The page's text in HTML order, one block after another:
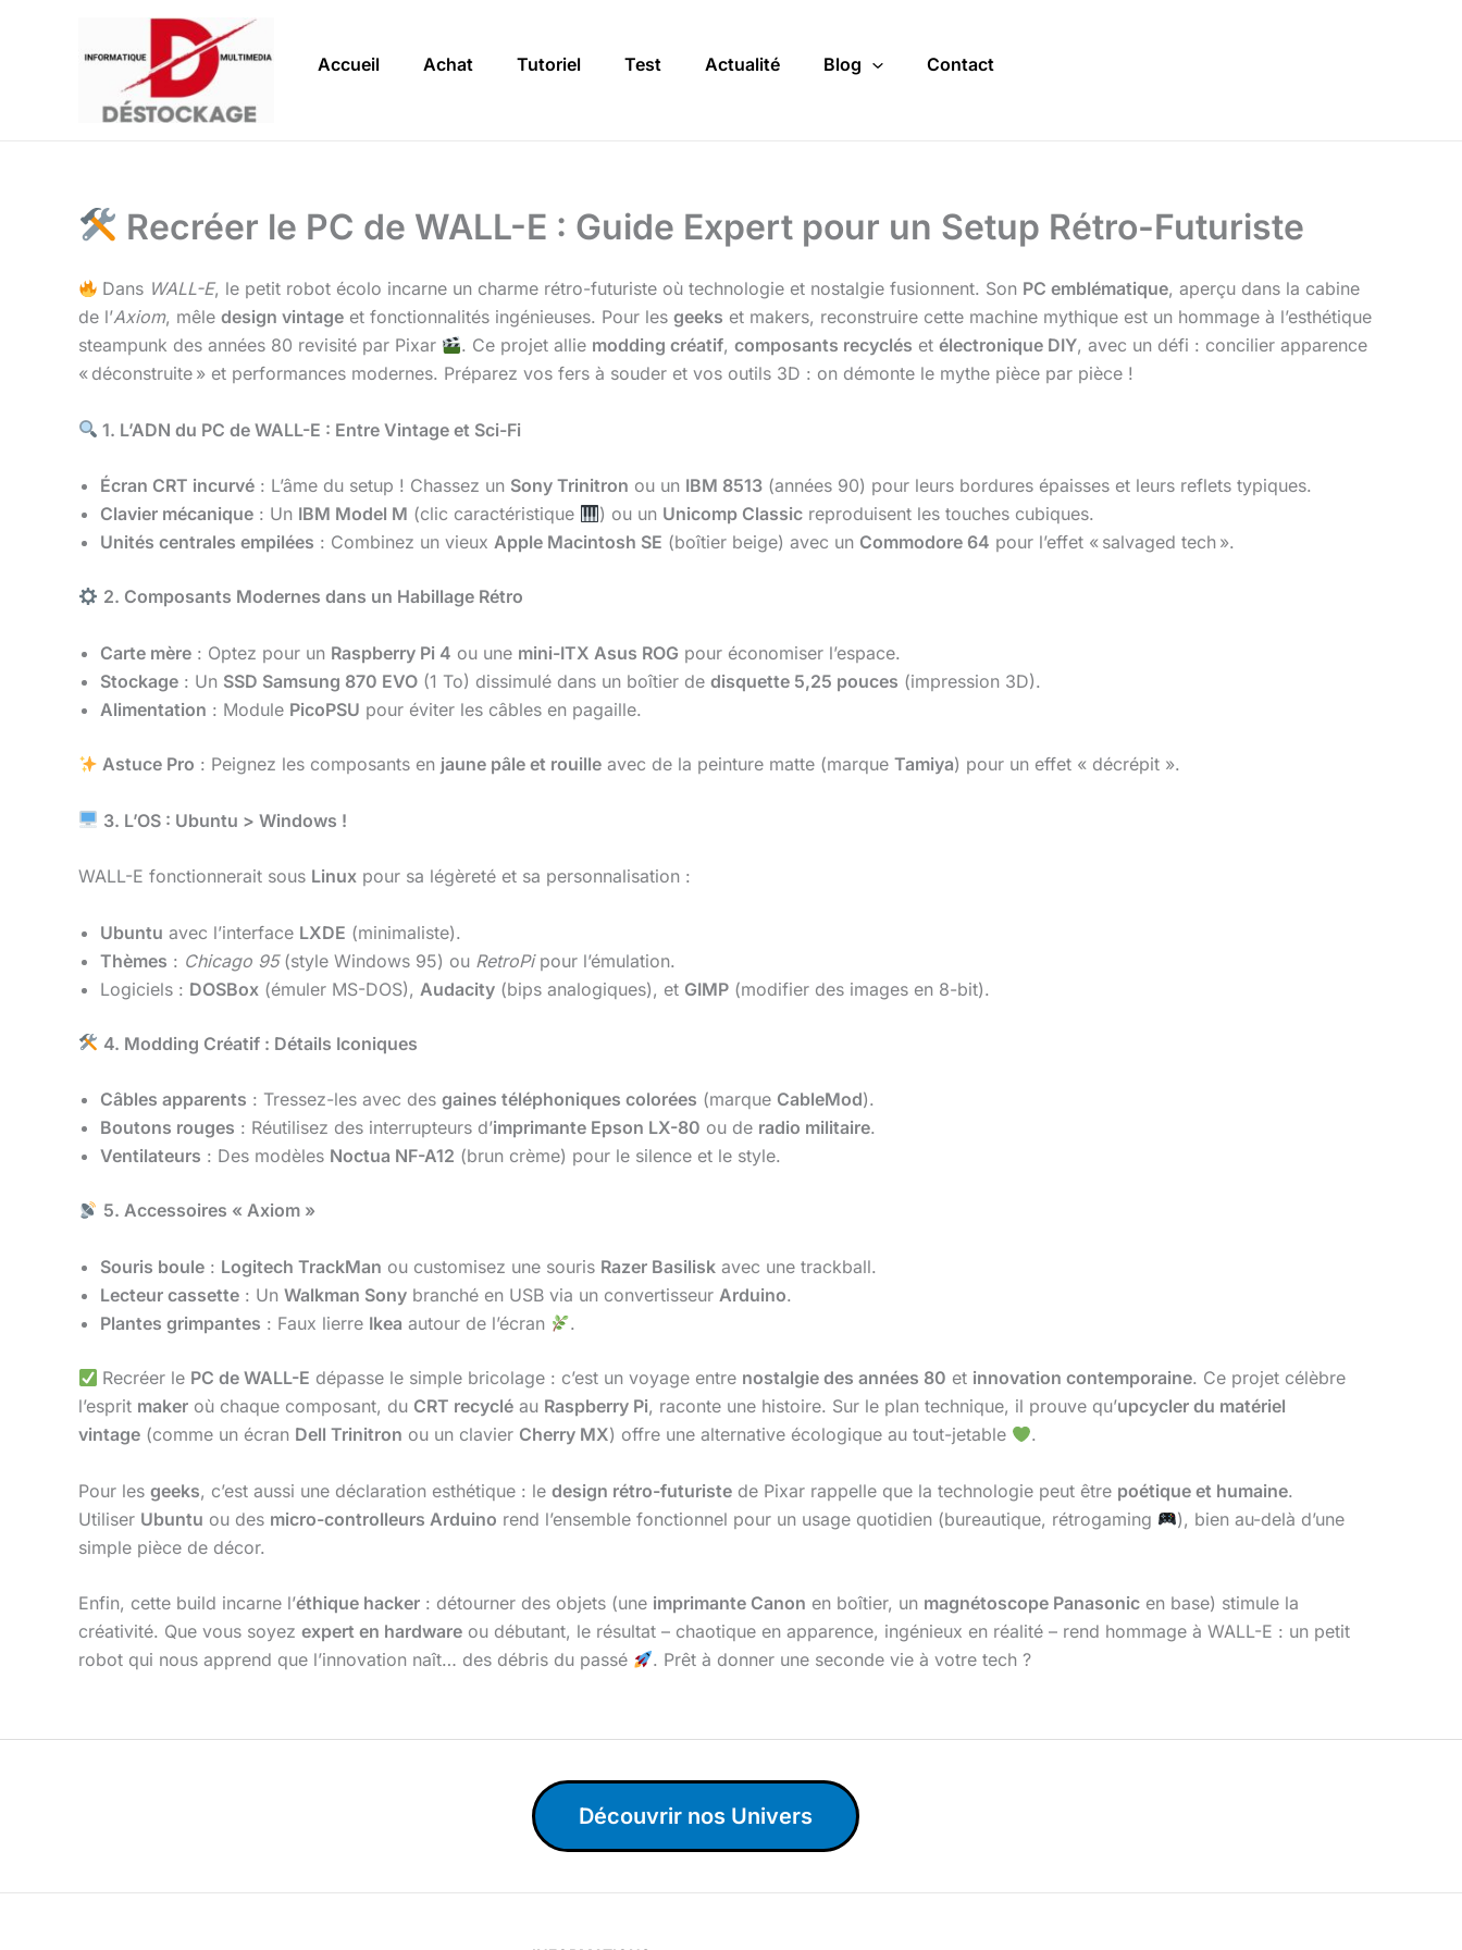
Accueil Achat Tutoriel Test Actualité Blog Contact
Recréer le PC de WALL-E : Guide Expert pour un Setup Rétro-Futuriste
Dans WALL-E, le petit robot écolo incarne un charme rétro-futuriste où technologie et nostalgie fusionnent. Son PC emblématique, aperçu dans la cabine
de l’Axiom, mêle design vintage et fonctionnalités ingénieuses. Pour les geeks et makers, reconstruire cette machine mythique est un hommage à l’esthétique
steampunk des années 80 revisité par Pixar
. Ce projet allie modding créatif,composants recyclés etélectronique DIY, avec un défi : concilier apparence
« déconstruite » et performances modernes. Préparez vos fers à souder et vos outils 3D : on démonte le mythe pièce par pièce !
1. L’ADN du PC de WALL-E : Entre Vintage et Sci-Fi
Écran CRT incurvé : L’âme du setup ! Chassez un Sony Trinitron ou un IBM 8513 (années 90) pour leurs bordures épaisses et leurs reflets typiques.
Clavier mécanique : Un IBM Model M (clic caractéristique ) ou un Unicomp Classic reproduisent les touches cubiques.
Unités centrales empilées : Combinez un vieux Apple Macintosh SE (boîtier beige) avec un Commodore 64 pour l’effet « salvaged tech ».
2. Composants Modernes dans un Habillage Rétro
Carte mère : Optez pour un Raspberry Pi 4 ou une mini-ITX Asus ROG pour économiser l’espace.
Stockage : Un SSD Samsung 870 EVO (1 To) dissimulé dans un boîtier de disquette 5,25 pouces (impression 3D).
Alimentation : Module PicoPSU pour éviter les câbles en pagaille.
Astuce Pro : Peignez les composants en jaune pâle et rouille avec de la peinture matte (marqueTamiya) pour un effet « décrépit ».
3. L’OS : Ubuntu > Windows !
WALL-E fonctionnerait sous Linux pour sa légèreté et sa personnalisation :
Ubuntu avec l’interface LXDE (minimaliste).
Thèmes : Chicago 95(style Windows 95) ou RetroPipour l’émulation.
Logiciels : DOSBox (émuler MS-DOS), Audacity (bips analogiques), et GIMP (modifier des images en 8-bit).
4. Modding Créatif : Détails Iconiques
Câbles apparents : Tressez-les avec des gaines téléphoniques colorées (marque CableMod).
Boutons rouges : Réutilisez des interrupteurs d’imprimante Epson LX-80 ou de radio militaire.
Ventilateurs : Des modèles Noctua NF-A12 (brun crème) pour le silence et le style.
5. Accessoires « Axiom »
Souris boule : Logitech TrackMan ou customisez une souris Razer Basilisk avec une trackball.
Lecteur cassette : Un Walkman Sony branché en USB via un convertisseur Arduino.
Plantes grimpantes : Faux lierre Ikea autour de l’écran .
Recréer le PC de WALL-E dépasse le simple bricolage : c’est un voyage entre nostalgie des années 80 et innovation contemporaine. Ce projet célèbre
l’esprit maker où chaque composant, du CRT recyclé au Raspberry Pi, raconte une histoire. Sur le plan technique, il prouve qu’upcycler du matériel
vintage (comme un écran Dell Trinitron ou un clavier Cherry MX) offre une alternative écologique au tout-jetable .
Pour les geeks, c’est aussi une déclaration esthétique : le design rétro-futuriste de Pixar rappelle que la technologie peut être poétique et humaine.
Utiliser Ubuntu ou des micro-controlleurs Arduino rend l’ensemble fonctionnel pour un usage quotidien (bureautique, rétrogaming
), bien au-delà d’une
simple pièce de décor.
Enfin, cette build incarne l’éthique hacker : détourner des objets (une imprimante Canon en boîtier, un magnétoscope Panasonic en base) stimule la
créativité. Que vous soyez expert en hardware ou débutant, le résultat – chaotique en apparence, ingénieux en réalité – rend hommage à WALL-E : un petit
robot qui nous apprend que l’innovation naît… des débris du passé
. Prêt à donner une seconde vie à votre tech ?
Découvrir nos Univers